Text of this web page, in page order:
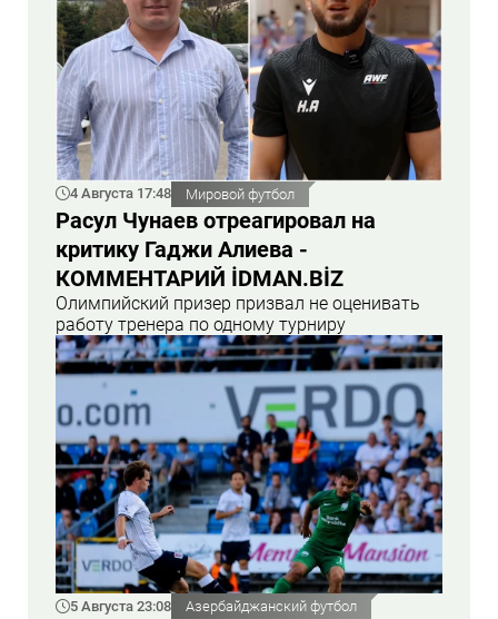
4 Августа 17:48 Мировой футбол
Расул Чунаев отреагировал на
критику Гаджи Алиева -
КОММЕНТАРИЙ İDMAN.BİZ
Олимпийский призер призвал не оценивать
работу тренера по одному турниру
5 Августа 23:08 Азербайджанский футбол